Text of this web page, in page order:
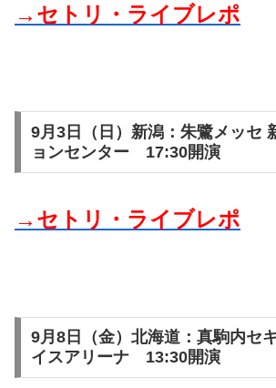
→セトリ・ライブレポ
9月3日（日）新潟：朱鷺メッセ
ョンセンター 17:30開演
→セトリ・ライブレポ
9月8日（金）北海道：真駒内セ
イスアリーナ 13:30開演